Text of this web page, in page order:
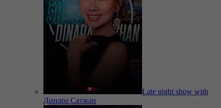
Late night show with
Динара Сатжан